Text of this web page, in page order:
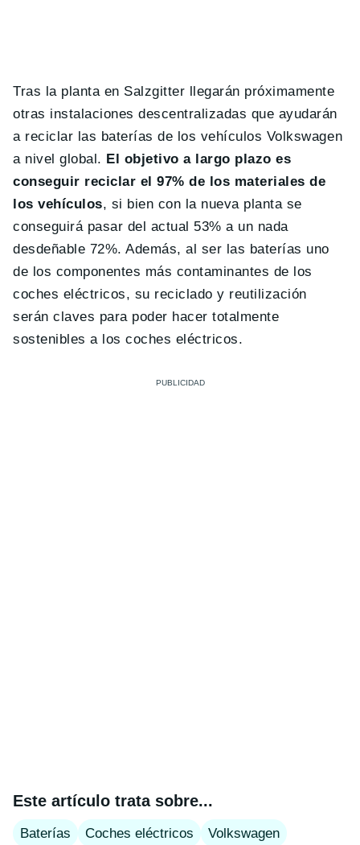
Tras la planta en Salzgitter llegarán próximamente
otras instalaciones descentralizadas que ayudarán
a reciclar las baterías de los vehículos Volkswagen
a nivel global. El objetivo a largo plazo es
conseguir reciclar el 97% de los materiales de
los vehículos, si bien con la nueva planta se
conseguirá pasar del actual 53% a un nada
desdeñable 72%. Además, al ser las baterías uno
de los componentes más contaminantes de los
coches eléctricos, su reciclado y reutilización
serán claves para poder hacer totalmente
sostenibles a los coches eléctricos.
Este artículo trata sobre...
Baterías Coches eléctricos
Volkswagen